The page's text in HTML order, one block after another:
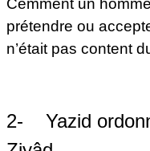
Cemment un
prétendre ou
n’était pas content
2- Yazid